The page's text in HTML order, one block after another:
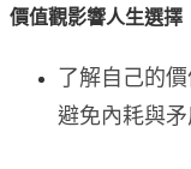
價值觀影響人生選擇
了解自己的
避免內耗與矛